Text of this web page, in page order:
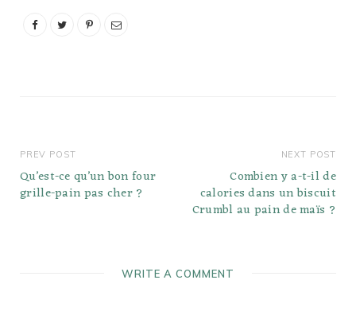
de carburant G Saveur 1.
PREV POST
Qu’est-ce qu’un bon four
grille-pain pas cher ?
NEXT POST
Combien y a-t-il de
calories dans un biscuit
Crumbl au pain de maïs ?
WRITE A COMMENT